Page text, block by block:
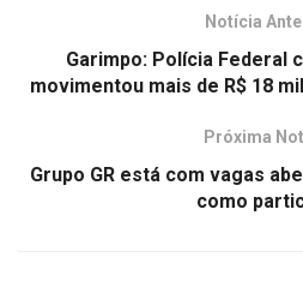
Notícia
Garimpo: Polícia Federal
movimentou mais de R$ 18
Próxima
Grupo GR está com vagas
como